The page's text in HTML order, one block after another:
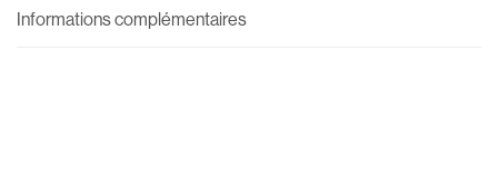
Informations complémentaires